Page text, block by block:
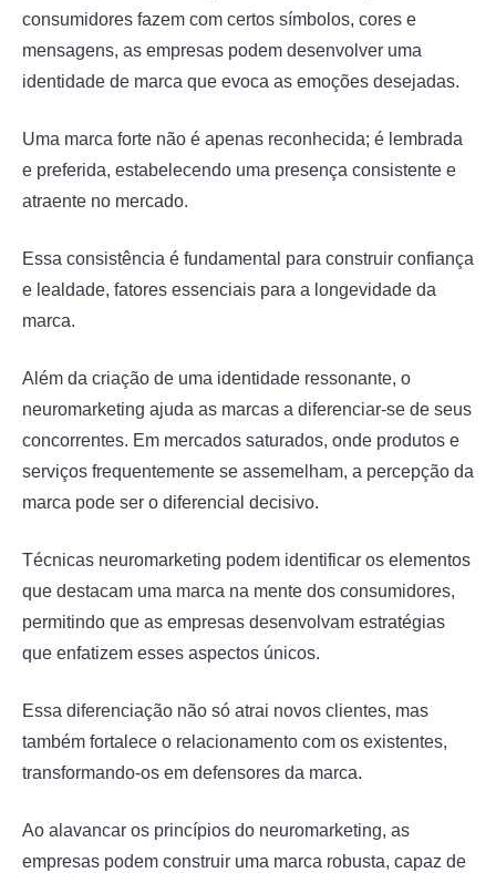
consumidores fazem com certos símbolos, cores e
mensagens, as empresas podem desenvolver uma
identidade de marca que evoca as emoções desejadas.
Uma marca forte não é apenas reconhecida; é lembrada
e preferida, estabelecendo uma presença consistente e
atraente no mercado.
Essa consistência é fundamental para construir confiança
e lealdade, fatores essenciais para a longevidade da
marca.
Além da criação de uma identidade ressonante, o
neuromarketing ajuda as marcas a diferenciar-se de seus
concorrentes. Em mercados saturados, onde produtos e
serviços frequentemente se assemelham, a percepção da
marca pode ser o diferencial decisivo.
Técnicas neuromarketing podem identificar os elementos
que destacam uma marca na mente dos consumidores,
permitindo que as empresas desenvolvam estratégias
que enfatizem esses aspectos únicos.
Essa diferenciação não só atrai novos clientes, mas
também fortalece o relacionamento com os existentes,
transformando-os em defensores da marca.
Ao alavancar os princípios do neuromarketing, as
empresas podem construir uma marca robusta, capaz de